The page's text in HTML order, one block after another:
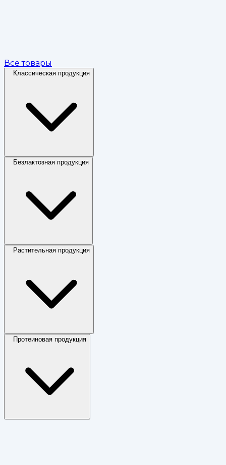
Все товары
Классическая продукция
Безлактозная продукция
Растительная продукция
Протеиновая продукция